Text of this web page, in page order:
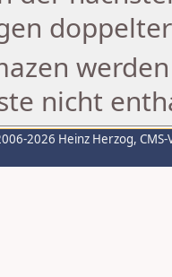
nicht
2026 Heinz Herzog,